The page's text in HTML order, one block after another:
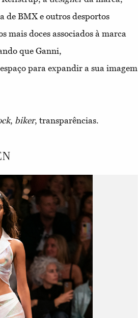
de BMX e outros desportos
mais doces associados à marca
que Ganni,
para expandir a sua imagem
, biker, transparências.